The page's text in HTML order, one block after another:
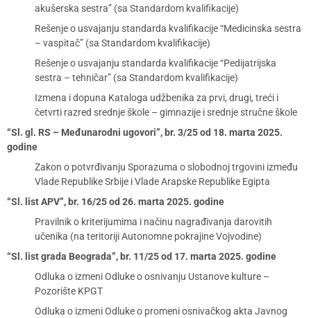
akušerska sestra” (sa Standardom kvalifikacije)
Rešenje o usvajanju standarda kvalifikacije “Medicinska sestra
– vaspitač” (sa Standardom kvalifikacije)
Rešenje o usvajanju standarda kvalifikacije “Pedijatrijska
sestra – tehničar” (sa Standardom kvalifikacije)
Izmena i dopuna Kataloga udžbenika za prvi, drugi, treći i
četvrti razred srednje škole – gimnazije i srednje stručne škole
“Sl. gl. RS – Međunarodni ugovori”, br. 3/25 od 18. marta 2025.
godine
Zakon o potvrđivanju Sporazuma o slobodnoj trgovini između
Vlade Republike Srbije i Vlade Arapske Republike Egipta
“Sl. list APV”, br. 16/25 od 26. marta 2025. godine
Pravilnik o kriterijumima i načinu nagrađivanja darovitih
učenika (na teritoriji Autonomne pokrajine Vojvodine)
“Sl. list grada Beograda”, br. 11/25 od 17. marta 2025. godine
Odluka o izmeni Odluke o osnivanju Ustanove kulture –
Pozorište KPGT
Odluka o izmeni Odluke o promeni osnivačkog akta Javnog